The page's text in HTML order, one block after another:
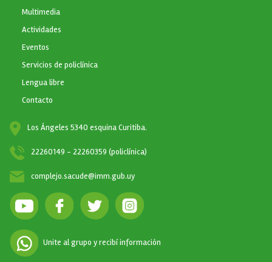
Multimedia
Actividades
Eventos
Servicios de policlínica
Lengua libre
Contacto
Los Ángeles 5340 esquina Curitiba.
22260149 - 22260359 (policlínica)
complejo.sacude@imm.gub.uy
Unite al grupo y recibí información